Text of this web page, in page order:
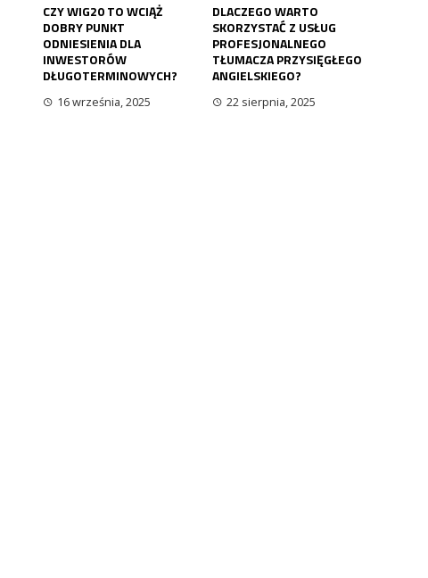
CZY WIG20 TO WCIĄŻ
DOBRY PUNKT
ODNIESIENIA DLA
INWESTORÓW
DŁUGOTERMINOWYCH?
16 września, 2025
DLACZEGO WARTO
SKORZYSTAĆ Z USŁUG
PROFESJONALNEGO
TŁUMACZA PRZYSIĘGŁEGO
ANGIELSKIEGO?
22 sierpnia, 2025